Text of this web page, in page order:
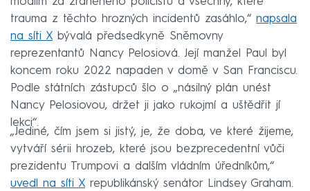
trauma z těchto hrozných incidentů zasáhlo,“ napsala
na síti X bývalá předsedkyně Sněmovny
reprezentantů Nancy Pelosiová. Její manžel Paul byl
koncem roku 2022 napaden v domě v San Franciscu.
Podle státních zástupců šlo o „násilný plán unést
Nancy Pelosiovou, držet ji jako rukojmí a uštědřit jí
lekci“.
„Jediné, čím jsem si jistý, je, že doba, ve které žijeme,
vytváří sérii hrozeb, které jsou bezprecedentní vůči
prezidentu Trumpovi a dalším vládním úředníkům,“
uvedl na síti X republikánský senátor Lindsey Graham.